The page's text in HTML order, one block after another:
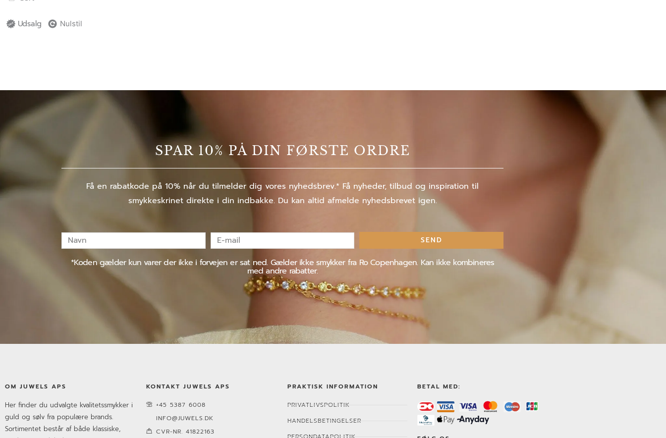
Udsalg Nulstil
SPAR 10% PÅ DIN FØRSTE ORDRE
Få en rabatkode på 10% når du tilmelder dig vores nyhedsbrev.* Få nyheder, tilbud og inspiration til
smykkeskrinet direkte i din indbakke. Du kan altid afmelde nyhedsbrevet igen.
Navn
E-
mail
SEND
*Koden gælder kun varer der ikke i forvejen er sat ned. Gælder ikke smykker fra Ro Copenhagen. Kan ikke kombineres
med andre rabatter.
OM JUWELS APS
Her finder du udvalgte kvalitetssmykker i
guld og sølv fra populære brands.
Sortimentet består af både klassiske,
KONTAKT JUWELS APS
+45 5387 6008
INFO@JUWELS.DK
CVR-NR. 41822163
PRAKTISK INFORMATION
PRIVATLIVSPOLITIK
HANDELSBETINGELSER
BETAL MED: